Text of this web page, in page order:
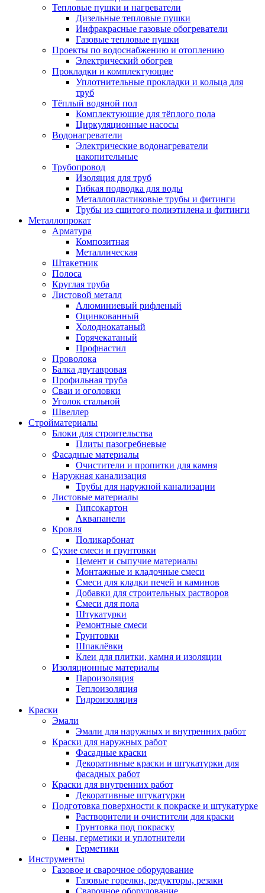
Тепловые пушки и нагреватели
Дизельные тепловые пушки
Инфракрасные газовые обогреватели
Газовые тепловые пушки
Проекты по водоснабжению и отоплению
Электрический обогрев
Прокладки и комплектующие
Уплотнительные прокладки и кольца для
труб
Тёплый водяной пол
Комплектующие для тёплого пола
Циркуляционные насосы
Водонагреватели
Электрические водонагреватели
накопительные
Трубопровод
Изоляция для труб
Гибкая подводка для воды
Металлопластиковые трубы и фитинги
Трубы из сшитого полиэтилена и фитинги
Металлопрокат
Арматура
Композитная
Металлическая
Штакетник
Полоса
Круглая труба
Листовой металл
Алюминиевый рифленый
Оцинкованный
Холоднокатаный
Горячекатаный
Профнастил
Проволока
Балка двутавровая
Профильная труба
Сваи и оголовки
Уголок стальной
Швеллер
Стройматериалы
Блоки для строительства
Плиты пазогребневые
Фасадные материалы
Очистители и пропитки для камня
Наружная канализация
Трубы для наружной канализации
Листовые материалы
Гипсокартон
Аквапанели
Кровля
Поликарбонат
Сухие смеси и грунтовки
Цемент и сыпучие материалы
Монтажные и кладочные смеси
Смеси для кладки печей и каминов
Добавки для строительных растворов
Смеси для пола
Штукатурки
Ремонтные смеси
Грунтовки
Шпаклёвки
Клеи для плитки, камня и изоляции
Изоляционные материалы
Пароизоляция
Теплоизоляция
Гидроизоляция
Краски
Эмали
Эмали для наружных и внутренних работ
Краски для наружных работ
Фасадные краски
Декоративные краски и штукатурки для
фасадных работ
Краски для внутренних работ
Декоративные штукатурки
Подготовка поверхности к покраске и штукатурке
Растворители и очистители для краски
Грунтовка под покраску
Пены, герметики и уплотнители
Герметики
Инструменты
Газовое и сварочное оборудование
Газовые горелки, редукторы, резаки
Сварочное оборудование